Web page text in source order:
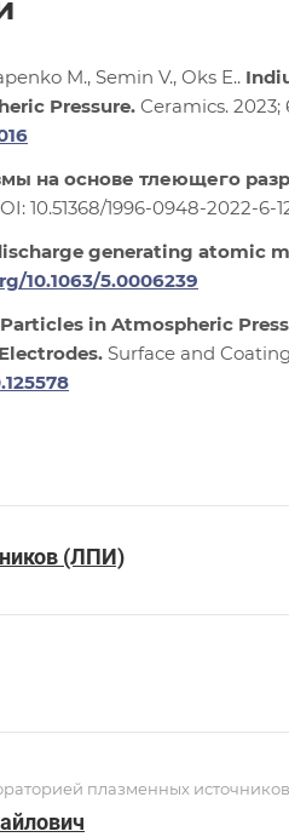
M., Semin V., Oks E..
Pressure. Ceramics. 2023;
на основе тлеющего
10.51368/1996-0948-2022-6-
generating atomic
10.1063/5.0006239
in Atmospheric
Surface and
(ЛПИ)
плазменных